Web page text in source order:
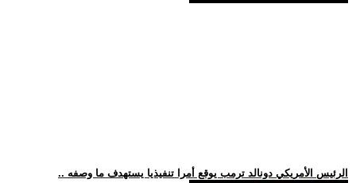
.. الرئيس الأمريكي دونالد ترمب يوقع أمرا تنفيذيا يستهدف ما وصفه